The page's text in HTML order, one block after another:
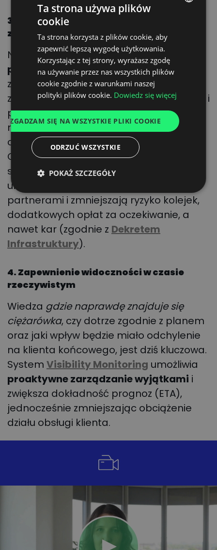
3. Usprawnienie zarządzania czasem
załadunku i rozładunku
Na ile efektywnie zarządzasz swoimi
przepływami inbound i outbound? Czy
zawsze udaje Ci się odpowiednio
zaplanować pracę personelu magazynu i
przyjazdy ciężarówek, czy też zbyt często
musisz mierzyć się z wąskimi gardłami i
opóźnieniami?
Cyfrowe rozwiązania do rezerwacji
slotów, takie jakDock Scheduler
umożliwiają wspólne planowanie z
partnerami i zmniejszają ryzyko kolejek,
dodatkowych opłat za oczekiwanie, a
nawet kar (zgodnie z Dekretem
Infrastruktury).
4. Zapewnienie widoczności w czasie
rzeczywistym
Wiedza gdzie naprawdę znajduje się
ciężarówka, czy dotrze zgodnie z planem
oraz jaki wpływ będzie miało odchylenie
na klienta końcowego, jest dziś kluczowa.
System Visibility Monitoring umożliwia
proaktywne zarządzanie wyjątkami i
zwiększa dokładność prognoz (ETA),
jednocześnie zmniejszając obciążenie
działu obsługi klienta.
ENGLISH
UKRAINIAN
FRENCH
Ta strona używa plików
cookie
Ta strona korzysta z plików cookie, aby
zapewnić lepszą wygodę użytkowania.
Korzystając z tej strony, wyrażasz zgodę
na używanie przez nas wszystkich plików
cookie zgodnie z warunkami naszej
polityki plików cookie. Dowiedz się więcej
ZGADZAM SIĘ NA WSZYSTKIE PLIKI COOKIE
ODRZUĆ WSZYSTKIE
POKAŻ SZCZEGÓŁY